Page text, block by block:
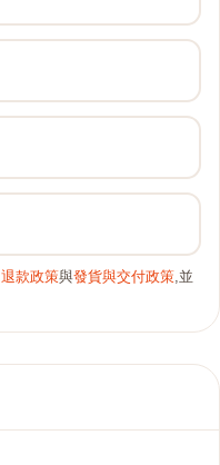
退款政策與發貨與交付政策,並